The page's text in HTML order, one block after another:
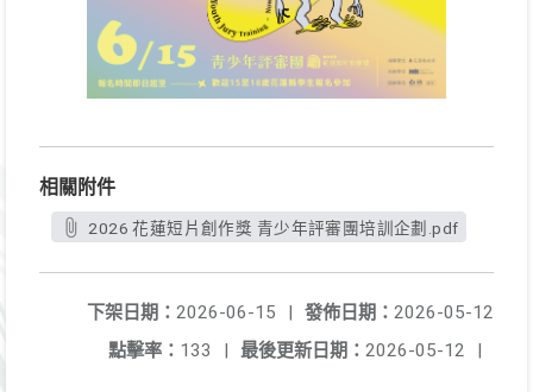
相關附件
2026 花蓮短片創作獎 青少年評審團培訓企劃.pdf
發佈日期： 2026-05-12
下架日期： 2026-06-15
|
最後更新日期： 2026-05-12 |
點擊率： 133 |